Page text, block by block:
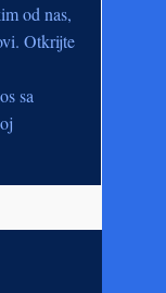
od nas,
Otkrijte
sa